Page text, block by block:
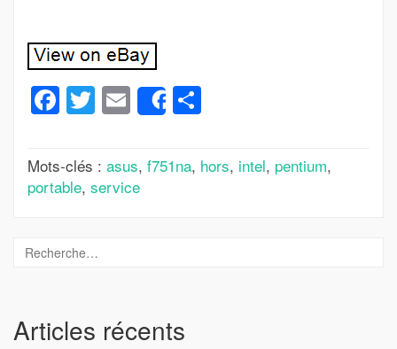
Facebook
Twitter
Email
Share
Mots-clés : asus, f751na, hors, intel, pentium,
portable, service
Articles récents